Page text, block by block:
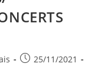
Publication
25/11/2021